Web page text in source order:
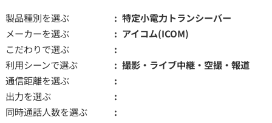
製品種別を選ぶ
特定小電力トランシーバー
メーカーを選ぶ
アイコム(ICOM)
こだわりで選ぶ
利用シーンで選ぶ
撮影・ライブ中継・空撮・報道
通信距離を選ぶ
出力を選ぶ
同時通話人数を選ぶ